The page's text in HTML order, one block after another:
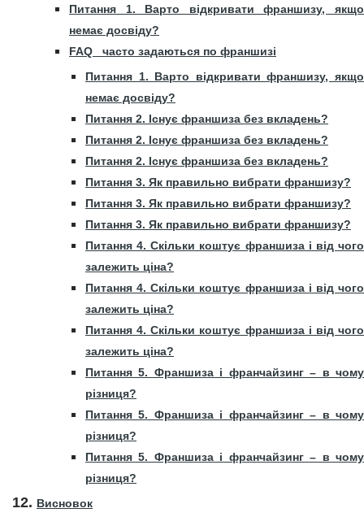
Питання 1. Варто відкривати франшизу, якщо
немає досвіду?
FAQ часто задаються по франшизі
Питання 1. Варто відкривати франшизу, якщо
немає досвіду?
Питання 2. Існує франшиза без вкладень?
Питання 2. Існує франшиза без вкладень?
Питання 2. Існує франшиза без вкладень?
Питання 3. Як правильно вибрати франшизу?
Питання 3. Як правильно вибрати франшизу?
Питання 3. Як правильно вибрати франшизу?
Питання 4. Скільки коштує франшиза і від чого
залежить ціна?
Питання 4. Скільки коштує франшиза і від чого
залежить ціна?
Питання 4. Скільки коштує франшиза і від чого
залежить ціна?
Питання 5. Франшиза і франчайзинг – в чому
різниця?
Питання 5. Франшиза і франчайзинг – в чому
різниця?
Питання 5. Франшиза і франчайзинг – в чому
різниця?
Висновок